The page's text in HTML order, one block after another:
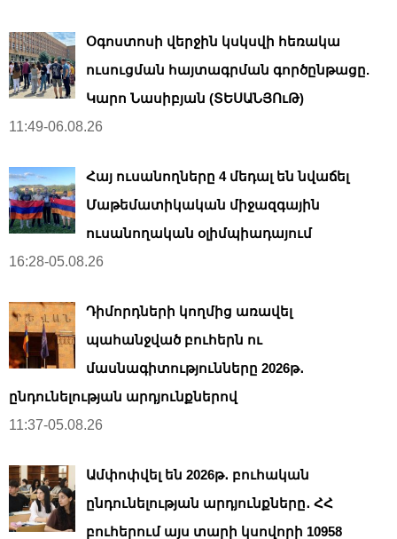
Օգոստոսի վերջին կսկսվի հեռակա
ուսուցման հայտագրման գործընթացը.
Կարո Նասիբյան (ՏԵՍԱՆՅՈւԹ)
11:49-06.08.26
Հայ ուսանողները 4 մեդալ են նվաճել
Մաթեմատիկական միջազգային
ուսանողական օլիմպիադայում
16:28-05.08.26
Դիմորդների կողմից առավել
պահանջված բուհերն ու
մասնագիտությունները 2026թ․
ընդունելության արդյունքներով
11:37-05.08.26
Ամփոփվել են 2026թ․ բուհական
ընդունելության արդյունքները․ ՀՀ
բուհերում այս տարի կսովորի 10958